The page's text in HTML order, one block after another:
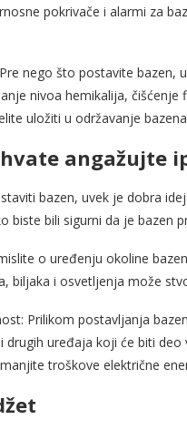
pokrivače i alarmi za
nego što postavite
nivoa hemikalija,
uložiti u održavanje
angažujte
bazen, uvek je dobra
biste bili sigurni da je bazen
o uređenju okoline
biljaka i osvetljenja može
Prilikom postavljanja
uređaja koji će biti
troškove električne